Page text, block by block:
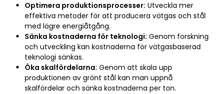
Optimera produktionsprocesser: Utveckla mer
effektiva metoder för att producera vätgas och stål
med lägre energiåtgång.
Sänka kostnaderna för teknologi: Genom forskning
och utveckling kan kostnaderna för vätgasbaserad
teknologi sänkas.
Öka skalfördelarna: Genom att skala upp
produktionen av grönt stål kan man uppnå
skalfördelar och sänka kostnaderna per ton.